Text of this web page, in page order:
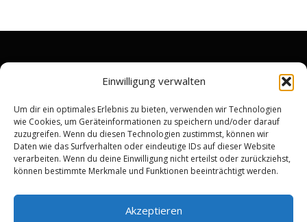
Einwilligung verwalten
Um dir ein optimales Erlebnis zu bieten, verwenden wir Technologien
wie Cookies, um Geräteinformationen zu speichern und/oder darauf
zuzugreifen. Wenn du diesen Technologien zustimmst, können wir
Daten wie das Surfverhalten oder eindeutige IDs auf dieser Website
verarbeiten. Wenn du deine Einwilligung nicht erteilst oder zurückziehst,
können bestimmte Merkmale und Funktionen beeinträchtigt werden.
Akzeptieren
Datenschutzerklärung
Widerrufsrecht & Rückgabebedingungen
Allgemeine Geschäftsbedingungen
Kundenbewertung